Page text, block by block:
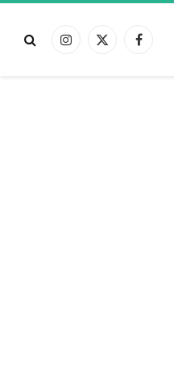
فيسبوكX
الانستغرام